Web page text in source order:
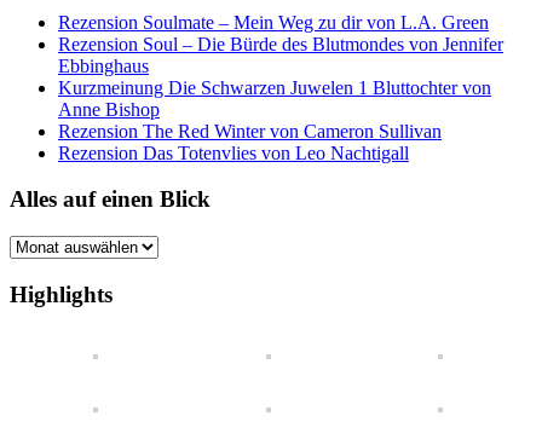
Rezension Soulmate – Mein Weg zu dir von L.A. Green
Rezension Soul – Die Bürde des Blutmondes von Jennifer
Ebbinghaus
Kurzmeinung Die Schwarzen Juwelen 1 Bluttochter von
Anne Bishop
Rezension The Red Winter von Cameron Sullivan
Rezension Das Totenvlies von Leo Nachtigall
Alles auf einen Blick
Alles
einen
Blick
Highlights